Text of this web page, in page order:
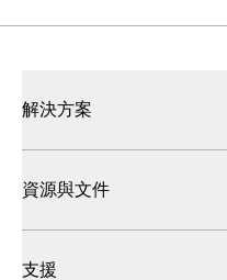
解決方案
資源與文件
支援